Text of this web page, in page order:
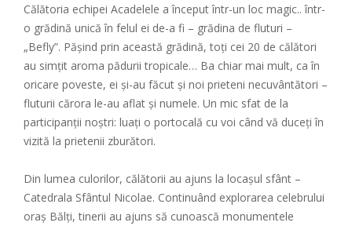
Călătoria echipei Acadelele a început într-un loc magic.. într-
o grădină unică în felul ei de-a fi – grădina de fluturi –
„Befly”. Pășind prin această grădină, toți cei 20 de călători
au simțit aroma pădurii tropicale… Ba chiar mai mult, ca în
oricare poveste, ei și-au făcut și noi prieteni necuvântători –
fluturii cărora le-au aflat și numele. Un mic sfat de la
participanții noștri: luați o portocală cu voi când vă duceți în
vizită la prietenii zburători.
Din lumea culorilor, călătorii au ajuns la locașul sfânt –
Catedrala Sfântul Nicolae. Continuând explorarea celebrului
oraș Bălți, tinerii au ajuns să cunoască monumentele